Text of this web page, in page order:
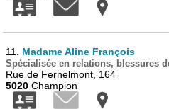
11. Madame Aline François
Spécialisée en relations, blessures
Rue de Fernelmont, 164
5020 Champion